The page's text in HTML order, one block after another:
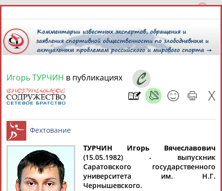
7 августа 2026 года,
СПОРТСМЕНЫ, ТРЕНЕРЫ И СПЕЦИАЛИСТЫ
Найдено: 13181персон Расширенный поиск
Игорь ТУРЧИН в публикациях
Фехтование
ТУРЧИН Игорь Вячеславович
(15.05.1982) - выпускник
Саратовского государственного
университета им. Н.Г.
Чернышевского.